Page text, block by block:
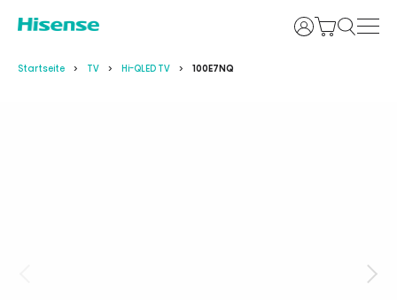
Anmelden
Startseite TV Hi-QLED TV 100E7NQ